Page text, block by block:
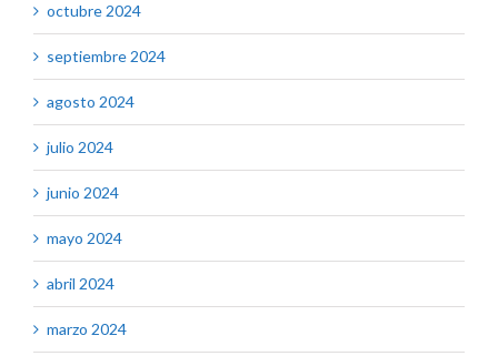
octubre 2024
septiembre 2024
agosto 2024
julio 2024
junio 2024
mayo 2024
abril 2024
marzo 2024